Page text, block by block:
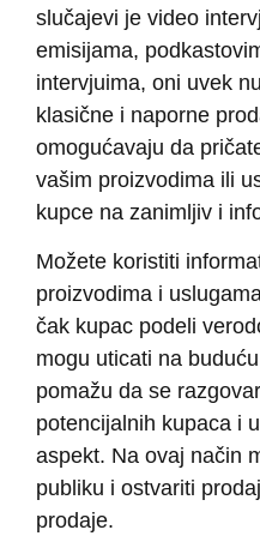
slučajevi je video
emisijama,
intervjuima, oni uvek
klasične i naporne
omogućavaju da
vašim proizvodima ili
kupce na zanimljiv i
Možete koristiti
proizvodima i
čak kupac podeli
mogu uticati na
pomažu da se
potencijalnih kupaca i
aspekt. Na ovaj način
publiku i ostvariti
prodaje.